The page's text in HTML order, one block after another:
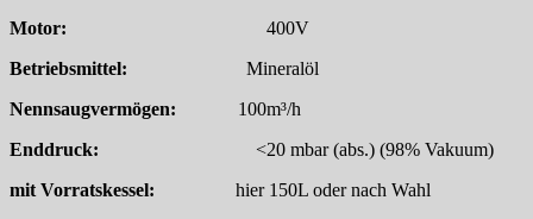
Motor: 400V
Betriebsmittel: Mineralöl
Nennsaugvermögen:
100m³/h
Enddruck: <20 mbar (abs.) (98% Vakuum)
mit Vorratskessel: hier 150L oder nach Wahl